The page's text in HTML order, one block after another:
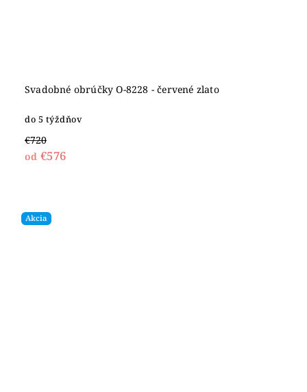
Svadobné obrúčky O-8228 - červené zlato
do 5 týždňov
€720
od €576
Akcia